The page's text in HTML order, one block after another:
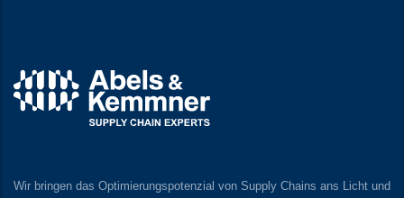
Wir bringen das Optimierungspotenzial von Supply Chains ans Licht und